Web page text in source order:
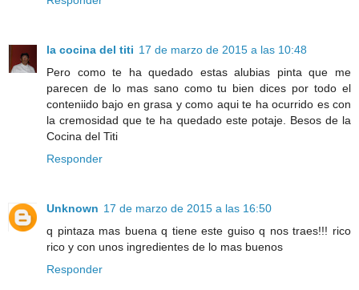
la cocina del titi 17 de marzo de 2015 a las 10:48
Pero como te ha quedado estas alubias pinta que me
parecen de lo mas sano como tu bien dices por todo el
conteniido bajo en grasa y como aqui te ha ocurrido es con
la cremosidad que te ha quedado este potaje. Besos de la
Cocina del Titi
Responder
Unknown 17 de marzo de 2015 a las 16:50
q pintaza mas buena q tiene este guiso q nos traes!!! rico
rico y con unos ingredientes de lo mas buenos
Responder